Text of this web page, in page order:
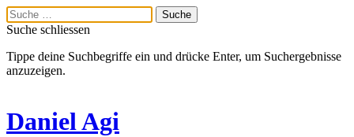
Suche schliessen
Tippe deine Suchbegriffe ein und drücke Enter, um Suchergebnisse
anzuzeigen.
Daniel Agi